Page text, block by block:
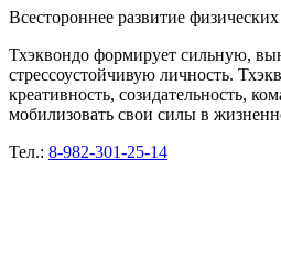
Всестороннее развитие физических
Тхэквондо формирует сильную,
стрессоустойчивую личность.
креативность, созидательность,
мобилизовать свои силы в
Тел.: 8-982-301-25-14